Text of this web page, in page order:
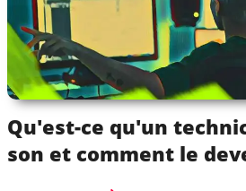
Qu'est-ce qu'un
son et comment le